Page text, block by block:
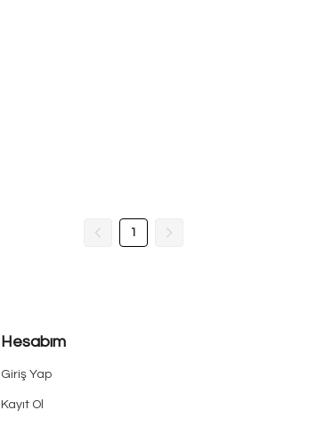
1
Hesabım
Giriş Yap
Kayıt Ol